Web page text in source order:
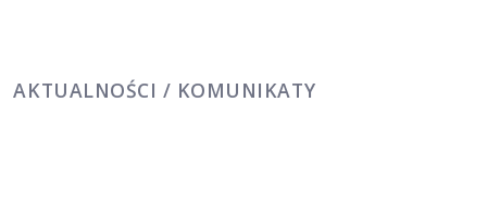
AKTUALNOŚCI / KOMUNIKATY